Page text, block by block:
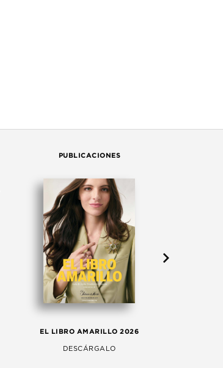
PUBLICACIONES
EL LIBRO AMARILLO 2026
DESCÁRGALO